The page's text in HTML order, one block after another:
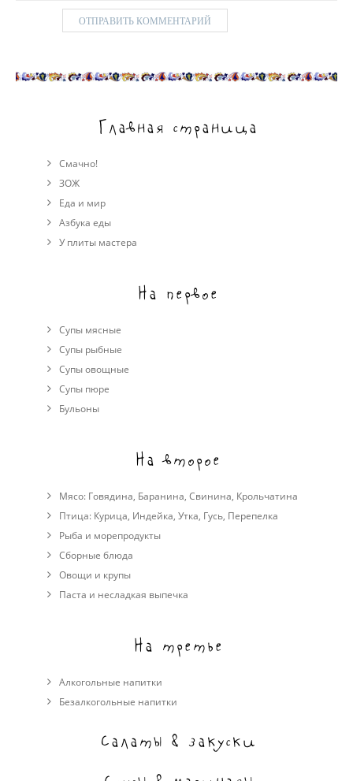
Главная страница
Смачно!
ЗОЖ
Еда и мир
Азбука еды
У плиты мастера
На первое
Супы мясные
Супы рыбные
Супы овощные
Cупы пюре
Бульоны
На второе
Мясо: Говядина, Баранина, Свинина, Крольчатина
Птица: Курица, Индейка, Утка, Гусь, Перепелка
Рыба и морепродукты
Сборные блюда
Овощи и крупы
Паста и несладкая выпечка
На третье
Алкогольные напитки
Безалкогольные напитки
Салаты & закуски